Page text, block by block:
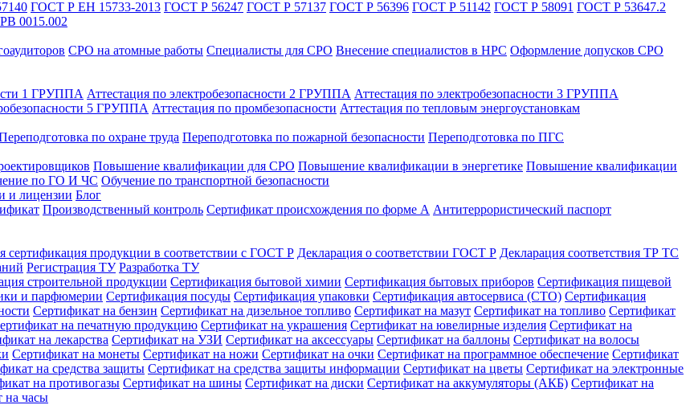
ГОСТ Р ЕН 15733-2013 ГОСТ Р 56247 ГОСТ Р 57137 ГОСТ Р 56396 ГОСТ Р 51142 ГОСТ Р 58091 ГОСТ Р 53647.2
0015.002
СРО на атомные работы Специалисты для СРО Внесение специалистов в НРС Оформление допусков СРО
1 ГРУППА Аттестация по электробезопасности 2 ГРУППА Аттестация по электробезопасности 3 ГРУППА
5 ГРУППА Аттестация по промбезопасности Аттестация по тепловым энергоустановкам
по охране труда Переподготовка по пожарной безопасности Переподготовка по ПГС
Повышение квалификации для СРО Повышение квалификации в энергетике Повышение квалификации
по ГО И ЧС Обучение по транспортной безопасности
и лицензии Блог
Производственный контроль Сертификат происхождения по форме А Антитеррористический паспорт
сертификация продукции в соответствии с ГОСТ Р Декларация о соответствии ГОСТ Р Декларация соответствия ТР ТС
Регистрация ТУ Разработка ТУ
строительной продукции Сертификация бытовой химии Сертификация бытовых приборов Сертификация пищевой
и парфюмерии Сертификация посуды Сертификация упаковки Сертификация автосервиса (СТО) Сертификация
Сертификат на бензин Сертификат на дизельное топливо Сертификат на мазут Сертификат на топливо Сертификат
на печатную продукцию Сертификат на украшения Сертификат на ювелирные изделия Сертификат на
на лекарства Сертификат на УЗИ Сертификат на аксессуары Сертификат на баллоны Сертификат на волосы
Сертификат на монеты Сертификат на ножи Сертификат на очки Сертификат на программное обеспечение Сертификат
на средства защиты Сертификат на средства защиты информации Сертификат на цветы Сертификат на электронные
на противогазы Сертификат на шины Сертификат на диски Сертификат на аккумуляторы (АКБ) Сертификат на
на часы